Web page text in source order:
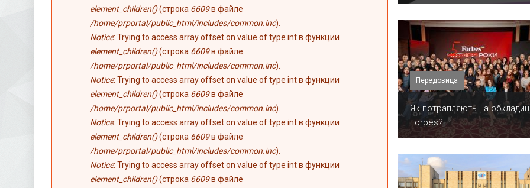
element_children()(строка 6609в файле
/home/prportal/public_html/includes/common.inc).
Notice: Trying to access array offset on value of type int в функции
element_children()(строка 6609в файле
/home/prportal/public_html/includes/common.inc).
Notice: Trying to access array offset on value of type int в функции
element_children()(строка 6609в файле
/home/prportal/public_html/includes/common.inc).
Notice: Trying to access array offset on value of type int в функции
element_children()(строка 6609в файле
/home/prportal/public_html/includes/common.inc).
Notice: Trying to access array offset on value of type int в функции
element_children()(строка 6609в файле
Передовица
​Як потрапляють на
Forbes?